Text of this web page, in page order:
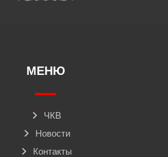
МЕНЮ
ЧКВ
Новости
Контакты